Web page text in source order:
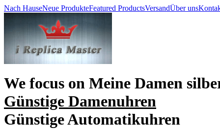
Nach HauseNeue ProdukteFeatured ProductsVersandÜber uns
We focus on Meine Damen
Günstige Damenuhren
Günstige Automatikuhren